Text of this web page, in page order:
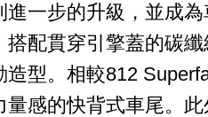
進一步的升級，並成
搭配貫穿引擎蓋的碳
型。相較812
量感的快背式車尾。